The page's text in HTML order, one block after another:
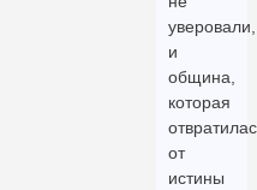
уверовали,
и
община,
которая
от
истины